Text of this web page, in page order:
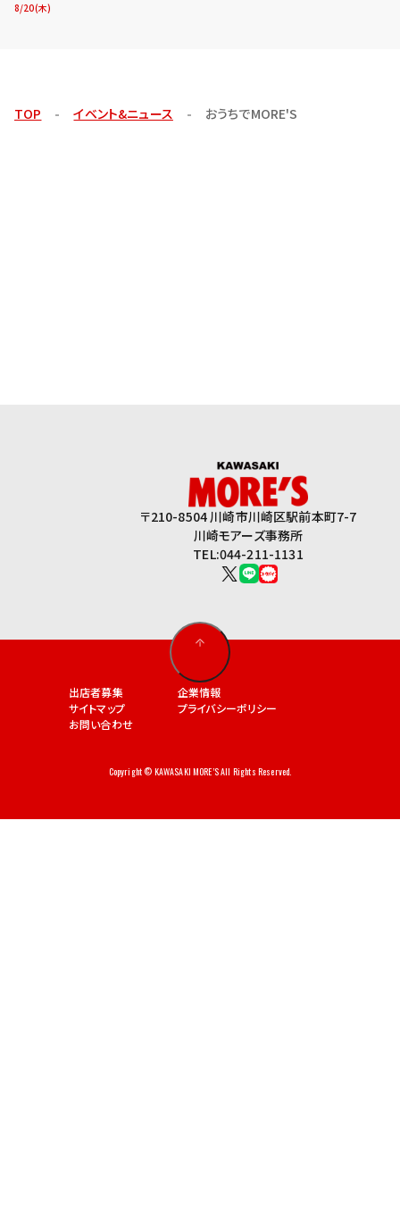
8/20(木)
TOP イベント&ニュース おうちでMORE'S
〒210-8504 川崎市川崎区駅前本町7-7
川崎モアーズ事務所
TEL:044-211-1131
出店者募集
企業情報
サイトマップ
プライバシーポリシー
お問い合わせ
Copyright © KAWASAKI MORE’S All Rights Reserved.